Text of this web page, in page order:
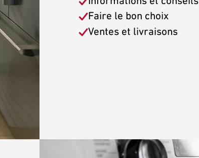
Faire le bon choix
Ventes et livraisons